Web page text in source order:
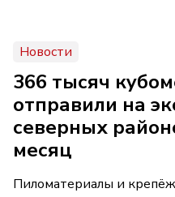
Новости
366 тысяч
отправили на
северных
месяц
Пиломатериалы и